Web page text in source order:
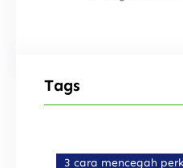
Tags
3 cara mencegah